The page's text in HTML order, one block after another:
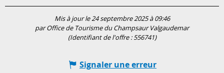
Mis à jour le 24 septembre 2025 à 09:46
par Office de Tourisme du Champsaur Valgaudemar
(Identifiant de l'offre :556741)
Signaler une erreur